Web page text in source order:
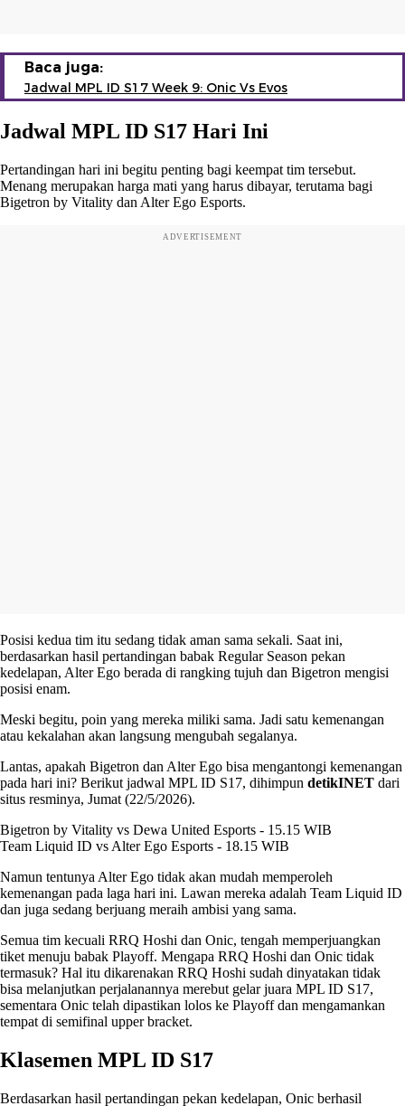
Baca juga:
Jadwal MPL ID S17 Week 9: Onic Vs Evos
Jadwal MPL ID S17 Hari Ini
Pertandingan hari ini begitu penting bagi keempat tim tersebut.
Menang merupakan harga mati yang harus dibayar, terutama bagi
Bigetron by Vitality dan Alter Ego Esports.
ADVERTISEMENT
Posisi kedua tim itu sedang tidak aman sama sekali. Saat ini,
berdasarkan hasil pertandingan babak Regular Season pekan
kedelapan, Alter Ego berada di rangking tujuh dan Bigetron mengisi
posisi enam.
Meski begitu, poin yang mereka miliki sama. Jadi satu kemenangan
atau kekalahan akan langsung mengubah segalanya.
Lantas, apakah Bigetron dan Alter Ego bisa mengantongi kemenangan
pada hari ini? Berikut jadwal MPL ID S17, dihimpun detikINET dari
situs resminya, Jumat (22/5/2026).
Bigetron by Vitality vs Dewa United Esports - 15.15 WIB
Team Liquid ID vs Alter Ego Esports - 18.15 WIB
Namun tentunya Alter Ego tidak akan mudah memperoleh
kemenangan pada laga hari ini. Lawan mereka adalah Team Liquid ID
dan juga sedang berjuang meraih ambisi yang sama.
Semua tim kecuali RRQ Hoshi dan Onic, tengah memperjuangkan
tiket menuju babak Playoff. Mengapa RRQ Hoshi dan Onic tidak
termasuk? Hal itu dikarenakan RRQ Hoshi sudah dinyatakan tidak
bisa melanjutkan perjalanannya merebut gelar juara MPL ID S17,
sementara Onic telah dipastikan lolos ke Playoff dan mengamankan
tempat di semifinal upper bracket.
Klasemen MPL ID S17
Berdasarkan hasil pertandingan pekan kedelapan, Onic berhasil